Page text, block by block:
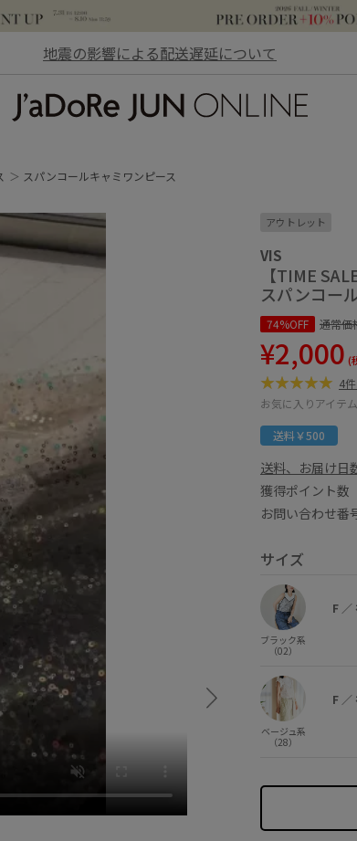
地震の影響による配送遅延について
スパンコールキャミワンピース
ブラック系 (02) F○
アウトレット
VIS
【TIME SALE
スパンコー
74%OFF 通常価
¥2,000 (
4
お気に入りアイテ
送料￥500
送料、お届け日
獲得ポイント数
お問い合わせ
サイズ
ブラック系
（02）
F ／
ベージュ系
（28）
F ／